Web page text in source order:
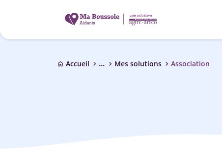
home Accueil chevron_right ... chevron_right Mes solutions chevron_right Association